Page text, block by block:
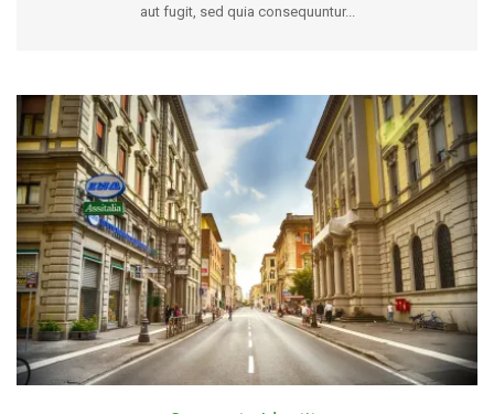
aut fugit, sed quia consequuntur...